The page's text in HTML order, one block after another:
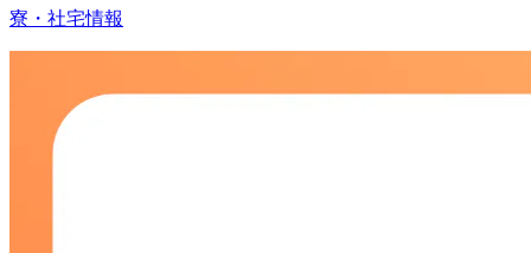
寮・社宅情報